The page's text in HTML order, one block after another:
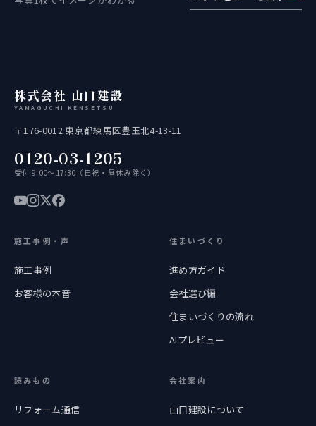
株式会社 山口建設
YAMAGUCHI KENSETSU
〒176-0012 東京都練馬区豊玉北4-13-11
0120-03-1205
受付 9:00〜17:30（日祝・昼休み除く）
施工事例・声
施工事例
お客様の本音
住まいづくり
進め方ガイド
会社選び編
住まいづくりの流れ
AIプレビュー
読みもの
リフォーム通信
会社案内
山口建設について